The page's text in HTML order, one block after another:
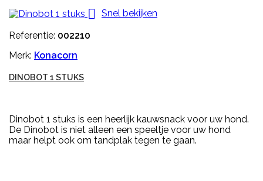

Snel bekijken
Referentie: 002210
Merk: Konacorn
DINOBOT 1 STUKS
Dinobot 1 stuks is een heerlijk kauwsnack voor uw hond.
De Dinobot is niet alleen een speeltje voor uw hond
maar helpt ook om tandplak tegen te gaan.